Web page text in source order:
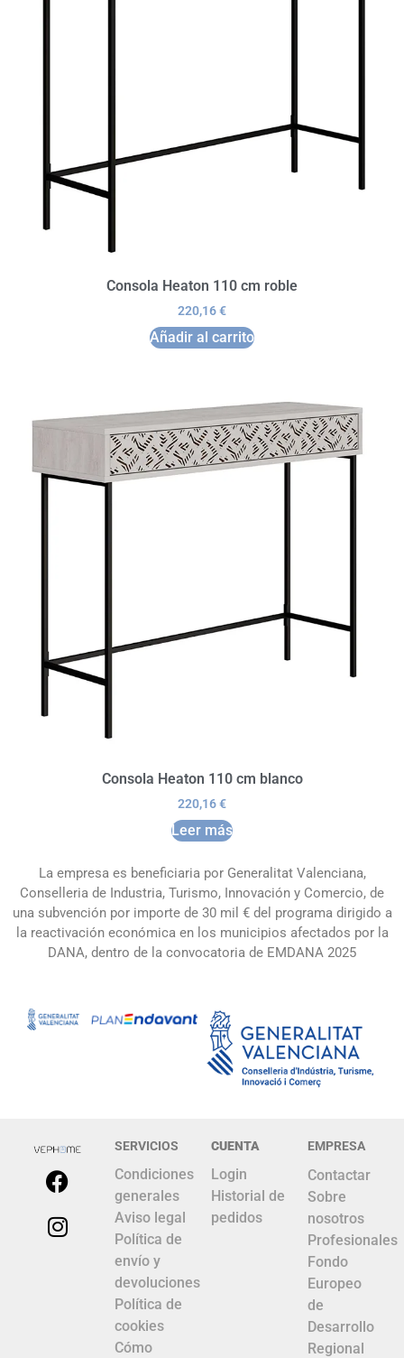
Consola Heaton 110 cm roble
220,16€
Añadir al carrito
Consola Heaton 110 cm blanco
220,16€
Leer más
La empresa es beneficiaria por Generalitat Valenciana,
Conselleria de Industria, Turismo, Innovación y Comercio, de
una subvención por importe de 30 mil € del programa dirigido a
la reactivación económica en los municipios afectados por la
DANA, dentro de la convocatoria de EMDANA 2025
SERVICIOS
Condiciones
generales
Aviso legal
Política de
envío y
devoluciones
Política de
cookies
Cómo
CUENTA
Login
Historial de
pedidos
EMPRESA
Contactar
Sobre
nosotros
Profesionales
Fondo
Europeo
de
Desarrollo
Regional